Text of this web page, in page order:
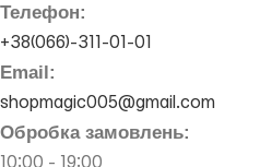
Телефон:
+38(066)-311-01-01
Email:
shopmagic005@gmail.com
Обробка замовлень:
10:00 - 19:00